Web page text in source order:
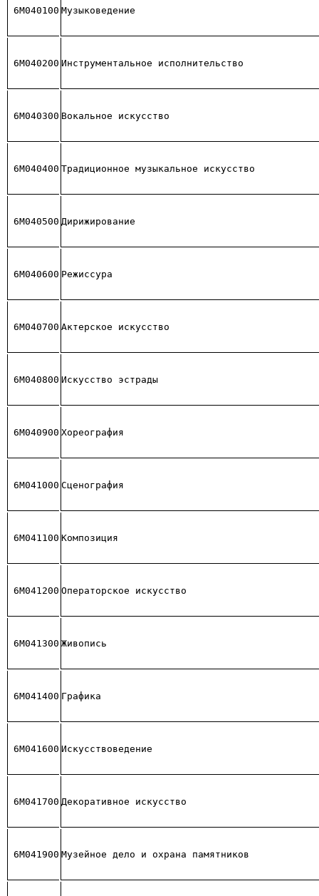
6М040100 Музыковедение
6М040200 Инструментальное исполнительство
6М040300 Вокальное искусство
6М040400 Традиционное музыкальное искусство
6М040500 Дирижирование
6М040600 Режиссура
6М040700 Актерское искусство
6М040800 Искусство эстрады
6М040900 Хореография
6М041000 Сценография
6М041100 Композиция
6M041200 Операторское искусство
6М041300 Живопись
6М041400 Графика
6М041600 Искусствоведение
6М041700 Декоративное искусство
6М041900 Музейное дело и охрана памятников